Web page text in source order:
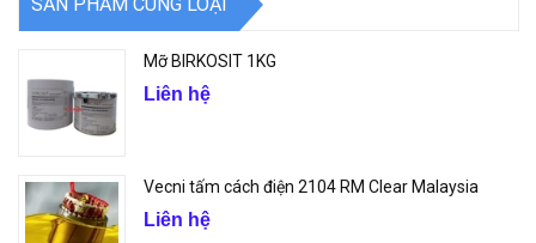
Mỡ BIRKOSIT 1KG
Liên hệ
Vecni tấm cách điện 2104 RM Clear Malaysia
Liên hệ